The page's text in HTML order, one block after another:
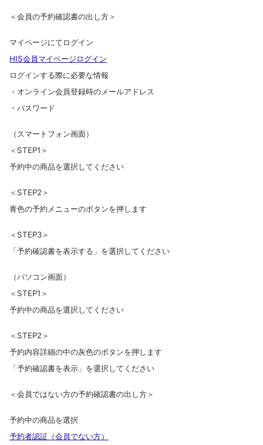
＜会員の予約確認書の出し方＞
マイページにてログイン
HIS会員マイページログイン
ログインする際に必要な情報
・オンライン会員登録時のメールアドレス
・パスワード
（スマートフォン画面）
＜STEP1＞
予約中の商品を選択してください
＜STEP2＞
青色の予約メニューのボタンを押します
＜STEP3＞
「予約確認書を表示する」を選択してください
（パソコン画面）
＜STEP1＞
予約中の商品を選択してください
＜STEP2＞
予約内容詳細の中の灰色のボタンを押します
「予約確認書を表示」を選択してください
＜会員ではない方の予約確認書の出し方＞
予約中の商品を選択
予約者認証（会員でない方）